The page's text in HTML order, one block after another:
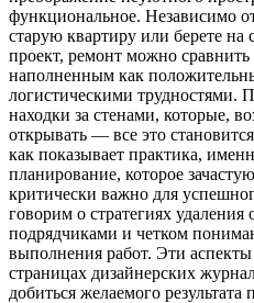
функциональное. Независимо
старую квартиру или берете
проект, ремонт можно
наполненным как
логистическими
находки за стенами, которые,
открывать — все это
как показывает практика,
планирование, которое
критически важно для
говорим о стратегиях
подрядчиками и четком
выполнения работ. Эти
страницах дизайнерских
добиться желаемого результата